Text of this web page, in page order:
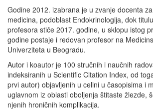
Godine 2012. izabrana je u zvanje docenta
medicina, podoblast Endokrinologija, dok
profesora stiče 2017. godine, u sklopu istog
godine postaje i redovan profesor na
Univerziteta u Beogradu.
Autor i koautor je 100 stručnih i naučnih
indeksiranih u Scientific Citation Index, od
prvi autor) objavljenih u celini u časopisima i
uglavnom iz oblasti oboljenja štitaste žlezde,
njenih hroničnih komplikacija.